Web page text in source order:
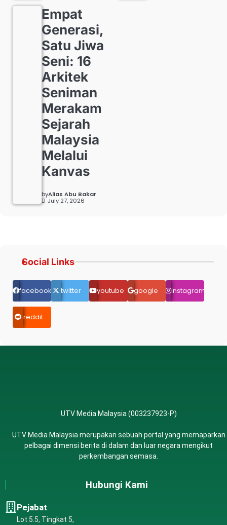
Empat
Generasi,
Satu Jiwa
Seni: 16
Arkitek
Seniman
Merakam
Sejarah
Malaysia
Melalui
Kanvas
byAlias Abu Bakar
July 27, 2026
Social Links
facebook.comtwitter youtube google instagram
reddit
UTV Media Malaysia (003237923-P)
UTV Media Malaysia merupakan sebuah portal yang memaparkan
pelbagai dimensi berita di dalam dan luar negara mengikut
perkembangan semasa.
Hubungi Kami
Pejabat
Lot 5.5, Tingkat 5,